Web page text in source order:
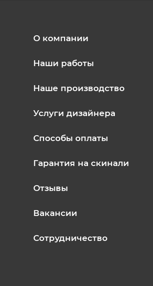
О компании
Наши работы
Наше производство
Услуги дизайнера
Способы оплаты
Гарантия на скинали
Отзывы
Вакансии
Сотрудничество